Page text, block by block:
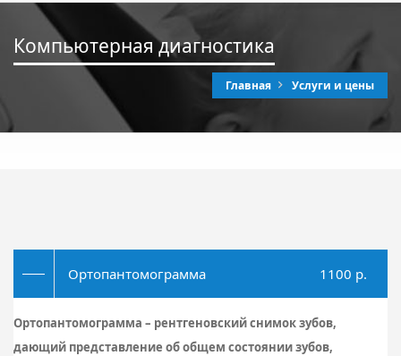
Компьютерная диагностика
Главная Услуги и цены
Ортопантомограмма 1100 p.
Ортопантомограмма – рентгеновский снимок зубов,
дающий представление об общем состоянии зубов,